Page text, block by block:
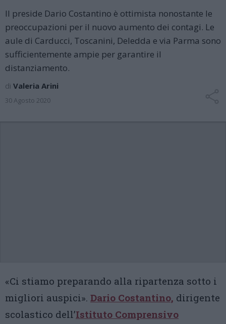
Il preside Dario Costantino è ottimista nonostante le
preoccupazioni per il nuovo aumento dei contagi. Le
aule di Carducci, Toscanini, Deledda e via Parma sono
sufficientemente ampie per garantire il
distanziamento.
di Valeria Arini
30 Agosto 2020
«Ci stiamo preparando alla ripartenza sotto i
migliori auspici». Dario Costantino, dirigente
scolastico dell’Istituto Comprensivo